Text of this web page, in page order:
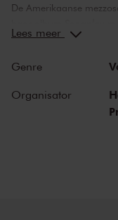
De Amerikaanse
plezier van improvisatie
verbindende kracht van
muziek uit de barok met
paar verrassingen erbij.
Lees meer
Genre
Organisator